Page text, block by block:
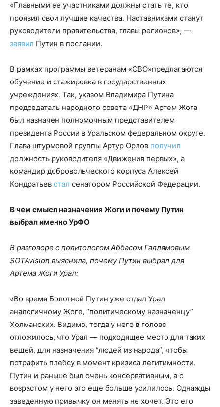
«Главными ее участниками должны стать те, кто
проявил свои лучшие качества. Наставниками станут
руководители правительства, главы регионов», —
заявил Путин в послании.
В рамках программы ветеранам «СВО»предлагаются
обучение и стажировка в государственных
учреждениях. Так, указом Владимира Путина
председаталь народного совета «ДНР» Артем Жога
был назначен полномочным представителем
президента России в Уральском федеральном округе.
Глава штурмовой группы Артур Орлов получил
должность руководителя «Движения первых», а
командир добровольческого корпуса Алексей
Кондратьев стал сенатором Российской Федерации.
В чем смысл назначения Жоги и почему Путин
выбрал именно УрФО
В разговоре с политологом Аббасом Галлямовым
SOTAvision выяснила, почему Путин выбрал для
Артема Жоги Урал:
«Во время Болотной Путин уже отдал Урал
аналогичному Жоге, “политическому назначенцу”
Холманских. Видимо, тогда у него в голове
отложилось, что Урал — подходящее место для таких
вещей, для назначения “людей из народа”, чтобы
потрафить плебсу в момент кризиса легитимности.
Путин и раньше был очень консервативным, а с
возрастом у него это еще больше усилилось. Однажды
заведенную привычку он менять не хочет. Это его